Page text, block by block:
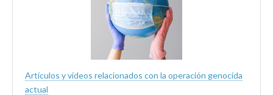
Artículos y videos relacionados con la operación genocida
actual